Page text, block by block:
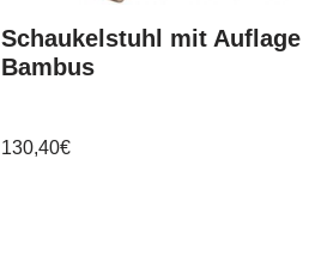
Schaukelstuhl mit Auflage
Bambus
130,40€